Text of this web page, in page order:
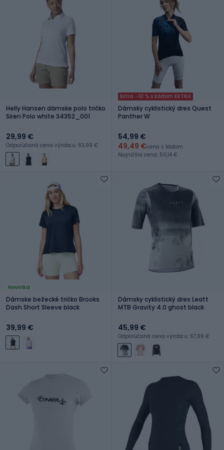
Helly Hansen dámske polo tričko
Siren Polo white 34352_001
29,99 €
Odporúčaná cena výrobcu: 63,99 €
Extra -10 % s kódom EXTRA
Dámsky cyklistický dres Quest
Panther W
54,99 €
49,49 €cena s kódom
Najnižšia cena: 50,14 €
Novinka
Dámske bežecké tričko Brooks
Dash Short Sleeve black
39,99 €
Dámsky cyklistický dres Leatt
MTB Gravity 4.0 ghost black
45,99 €
Odporúčaná cena výrobcu: 67,99 €